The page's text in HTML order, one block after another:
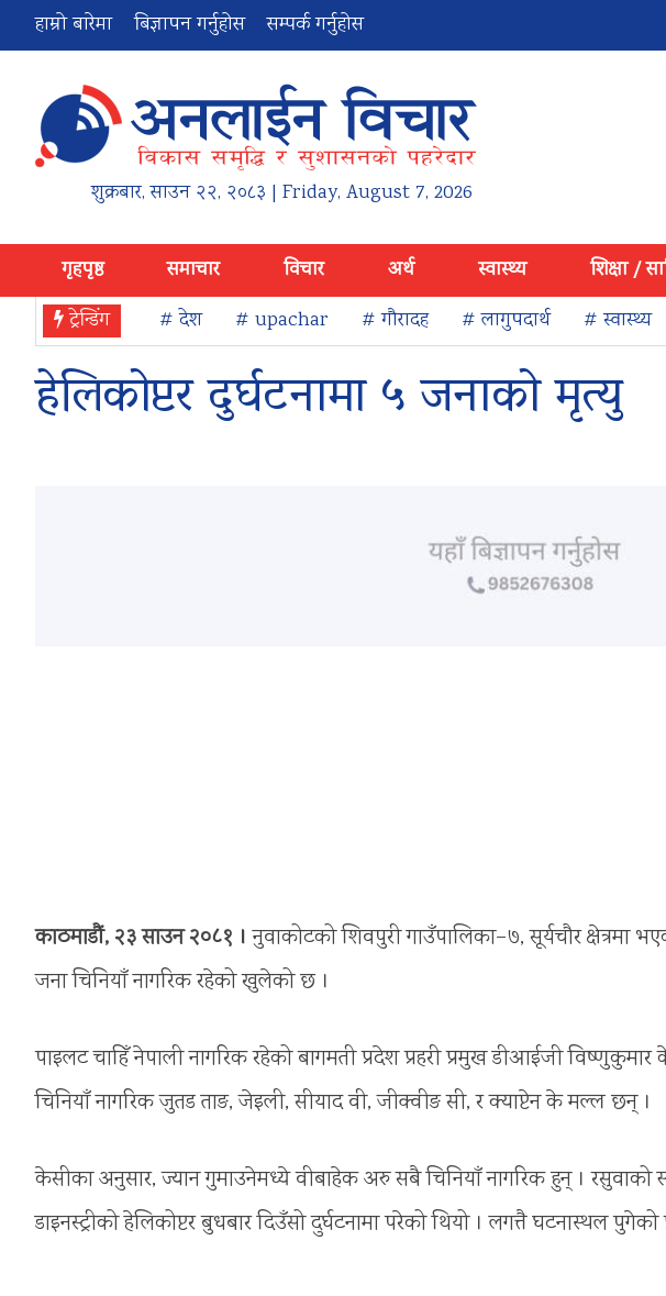
हाम्रो बारेमा बिज्ञापन गर्नुहोस सम्पर्क गर्नुहोस
शुक्रबार,साउन २२, २०८३ | Friday, August 7, 2026
गृहपृष्ठ समाचार विचार अर्थ स्वास्थ्य शिक्षा /
ट्रेन्डिंग
# देश # upachar # गौरादह # लागुपदार्थ # स्वास्थ्य
हेलिकोप्टर दुर्घटनामा ५ जनाको मृत्यु
काठमाडौं, २३ साउन २०८१ । नुवाकोटको शिवपुरी गाउँपालिका–७, सूर्यचौर क्षेत्रमा
जना चिनियाँ नागरिक रहेको खुलेको छ ।
पाइलट चाहिँ नेपाली नागरिक रहेको बागमती प्रदेश प्रहरी प्रमुख डीआईजी
चिनियाँ नागरिक जुतड ताङ, जेइली, सीयाद वी, जीक्वीङ सी, र क्याप्टेन के मल्ल छन् ।
केसीका अनुसार, ज्यान गुमाउनेमध्ये वीबाहेक अरु सबै चिनियाँ नागरिक हुन् । रसुवाको
डाइनस्ट्रीको हेलिकोप्टर बुधबार दिउँसो दुर्घटनामा परेको थियो । लगत्तै घटनास्थल